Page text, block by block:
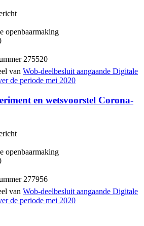
openbaarmaking
275520
van Wob-deelbesluit aangaande Digitale
de periode mei 2020
en wetsvoorstel Corona-
openbaarmaking
277956
van Wob-deelbesluit aangaande Digitale
de periode mei 2020